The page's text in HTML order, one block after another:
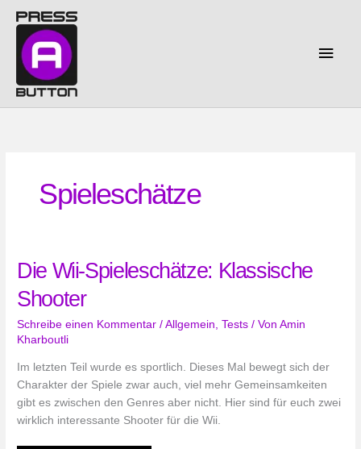
Inhalt
springen
Spieleschätze
Die Wii-Spieleschätze: Klassische
Shooter
Schreibe einen Kommentar /Allgemein,Tests / VonAmin
Kharboutli
Im letzten Teil wurde es sportlich. Dieses Mal bewegt sich der
Charakter der Spiele zwar auch, viel mehr Gemeinsamkeiten
gibt es zwischen den Genres aber nicht. Hier sind für euch zwei
wirklich interessante Shooter für die Wii.